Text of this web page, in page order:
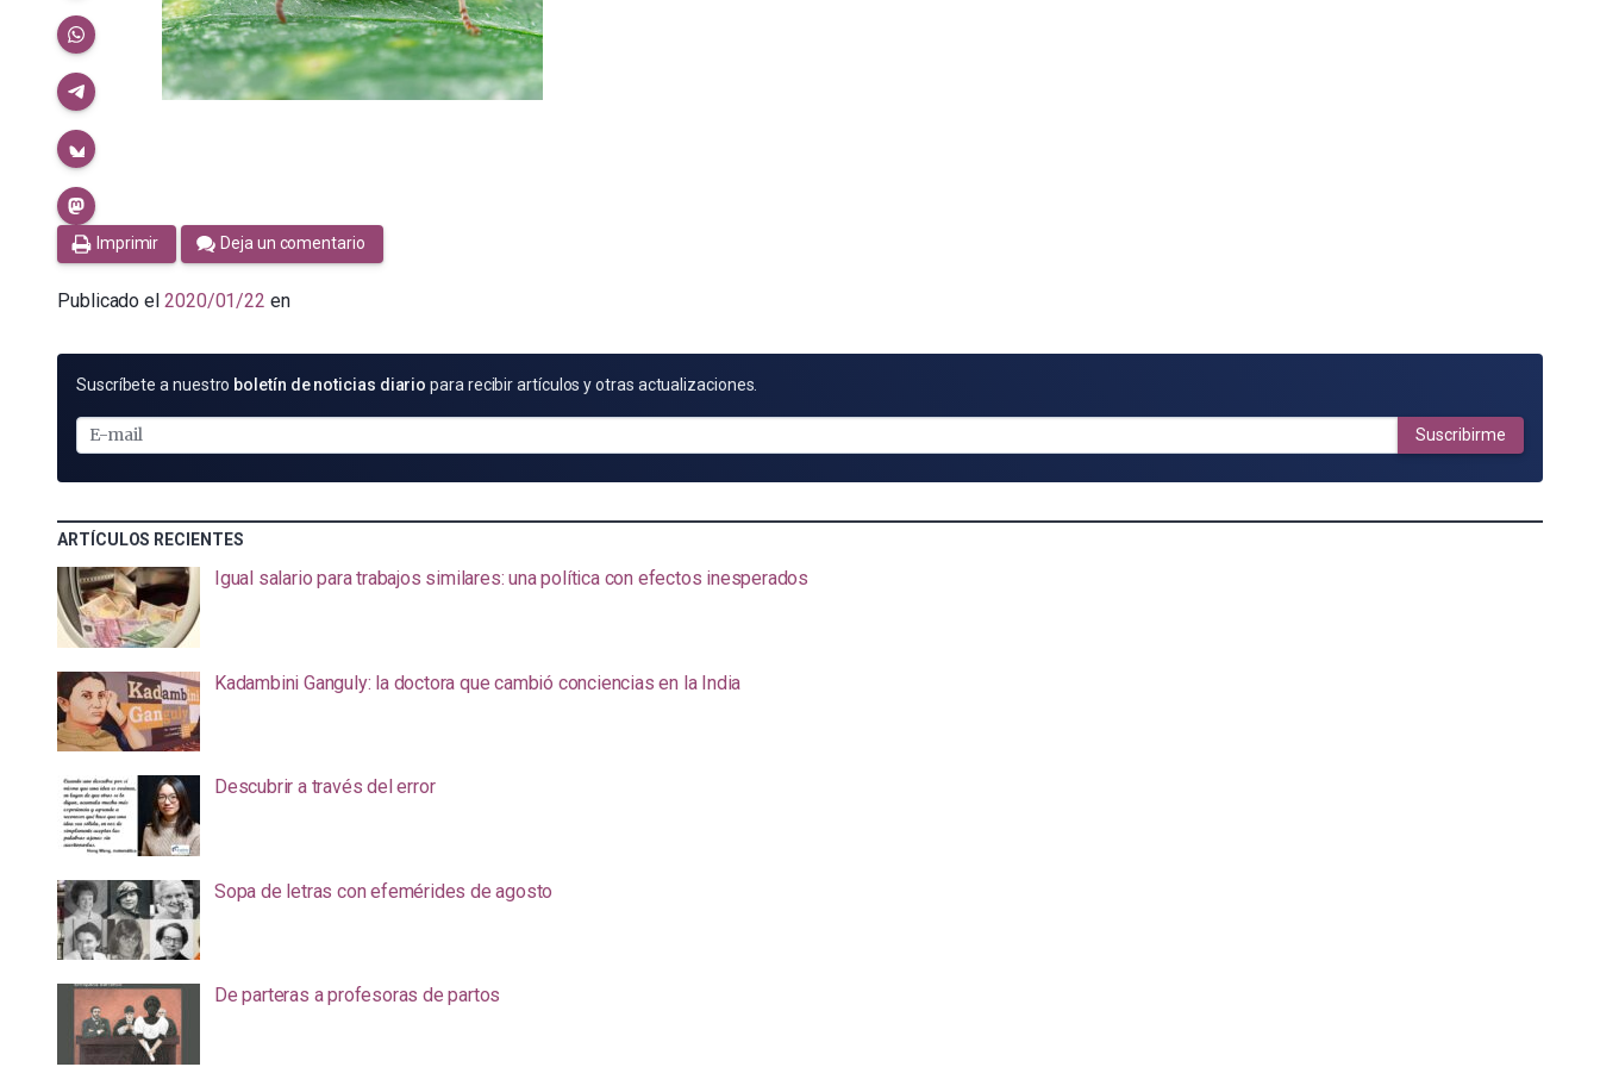
Imprimir Deja un comentario
Publicado el 2020/01/22 en
SUSCRÍBETE
E-
MAIL
Suscríbete a nuestro boletín de noticias diario para recibir artículos y otras actualizaciones.
Suscribirme
ARTÍCULOS RECIENTES
Igual salario para trabajos similares: una política con efectos inesperados
Kadambini Ganguly: la doctora que cambió conciencias en la India
Descubrir a través del error
Sopa de letras con efemérides de agosto
De parteras a profesoras de partos